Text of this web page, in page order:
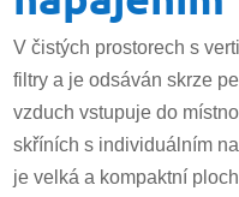
V čistých prostorech s
filtry a je odsáván skrze
vzduch vstupuje do
skříních s individuálním
je velká a kompaktní